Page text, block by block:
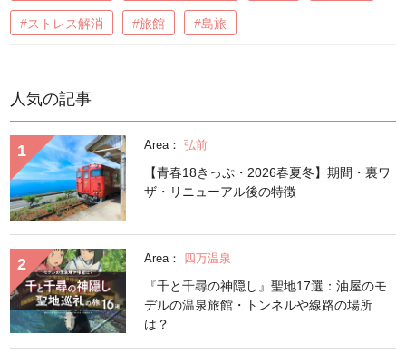
#ストレス解消 #旅館 #島旅
人気の記事
Area： 弘前
【青春18きっぷ・2026春夏冬】期間・裏ワ
ザ・リニューアル後の特徴
Area： 四万温泉
『千と千尋の神隠し』聖地17選：油屋のモ
デルの温泉旅館・トンネルや線路の場所
は？